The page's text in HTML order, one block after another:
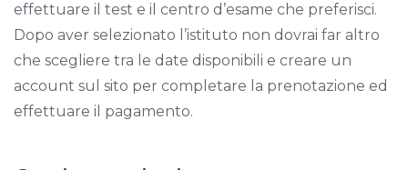
effettuare il test e il centro d’esame che preferisci.
Dopo aver selezionato l’istituto non dovrai far altro
che scegliere tra le date disponibili e creare un
account sul sito per completare la prenotazione ed
effettuare il pagamento.